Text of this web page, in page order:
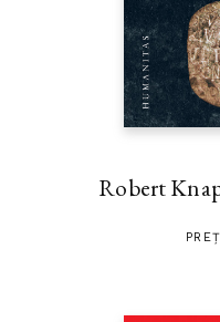
Robert